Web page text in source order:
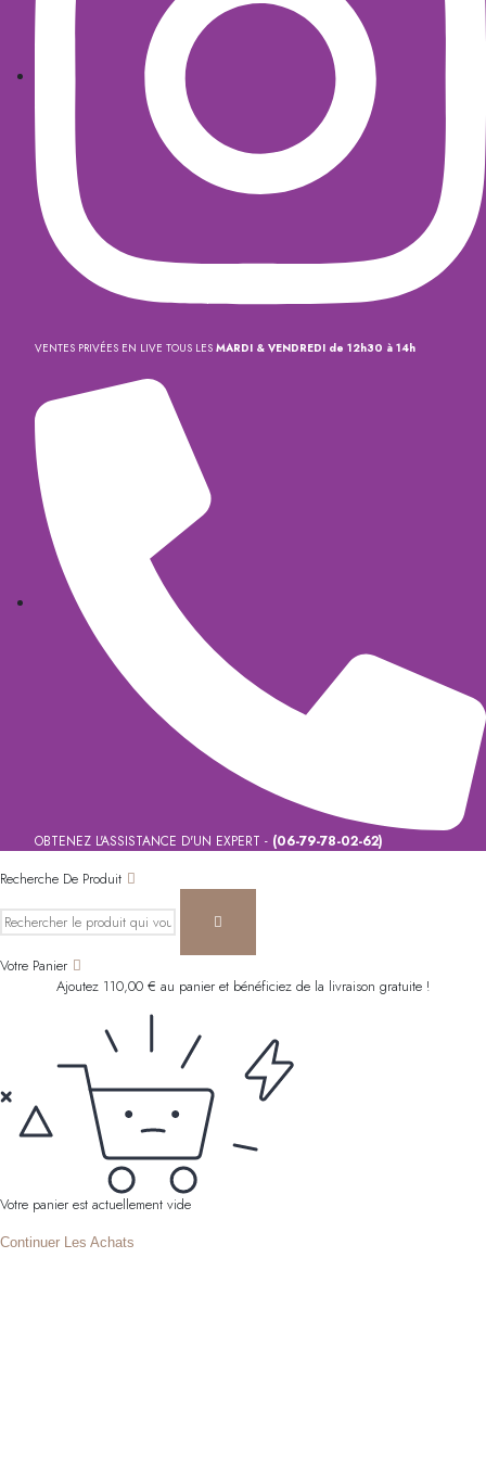
VENTES PRIVÉES EN LIVE TOUS LES MARDI & VENDREDI de 12h30 à 14h
OBTENEZ L'ASSISTANCE D'UN EXPERT - (06-79-78-02-62)
Recherche De Produit
Votre Panier
Ajoutez 110,00 € au panier et bénéficiez de la livraison gratuite !
Votre panier est actuellement vide
Continuer Les Achats